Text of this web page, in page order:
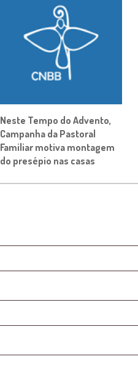
Neste Tempo do Advento,
Campanha da Pastoral
Familiar motiva montagem
do presépio nas casas